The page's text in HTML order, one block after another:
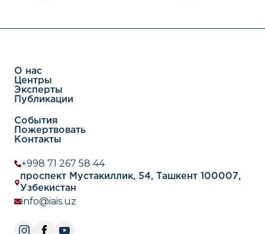
О нас
Центры
Эксперты
Публикации
События
Пожертвовать
Контакты
+998 71 267 58 44
проспект Мустакиллик, 54, Ташкент 100007,
Узбекистан
info@iais.uz